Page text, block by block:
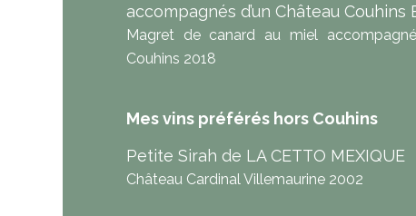
accompagnés d’un Château Couhins
Magret de canard au miel accompagné
Couhins 2018
Mes vins préférés hors Couhins
Petite Sirah de LA CETTO MEXIQUE
Château Cardinal Villemaurine 2002